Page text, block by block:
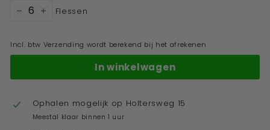
Flessen
Incl. btw Verzending wordt berekend bij het afrekenen
In winkelwagen
Ophalen mogelijk op Holtersweg 15
Meestal klaar binnen 1 uur